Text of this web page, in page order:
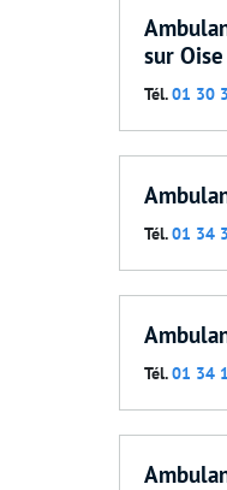
sur Oise
Tél.01 30
Tél.01 34
Tél.01 34